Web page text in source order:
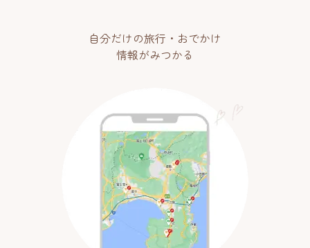
自分だけの旅行・おでかけ
情報がみつかる